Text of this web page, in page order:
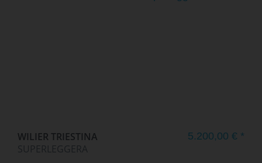
WILIER TRIESTINA
SUPERLEGGERA
5.200,00 € *